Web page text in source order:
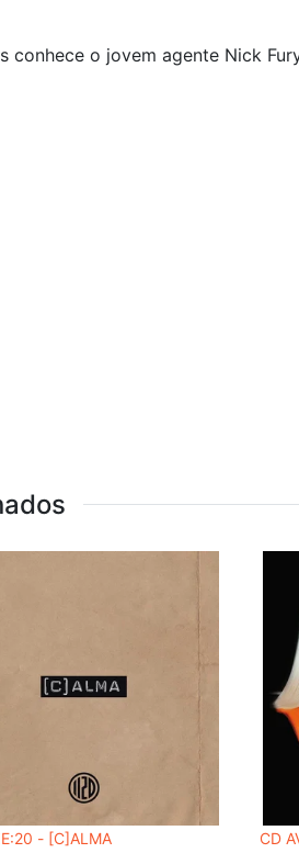
o jovem agente Nick
- [C]ALMA CD